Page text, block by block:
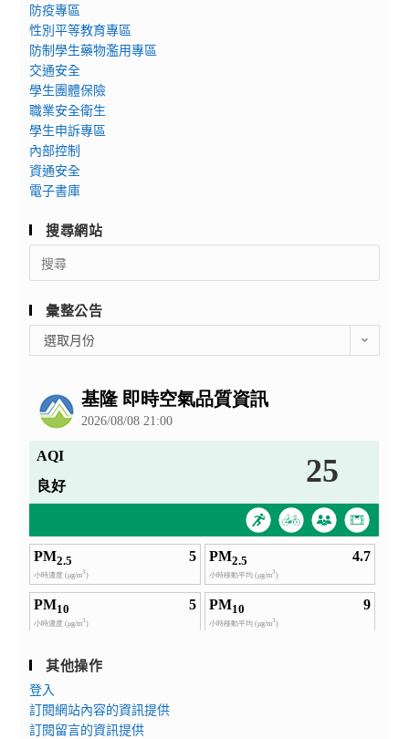
防疫專區
性別平等教育專區
防制學生藥物濫用專區
交通安全
學生團體保險
職業安全衛生
學生申訴專區
內部控制
資通安全
電子書庫
搜尋網站
Search
for:
彙整公告
整
選取月份
其他操作
登入
訂閱網站內容的資訊提供
訂閱留言的資訊提供